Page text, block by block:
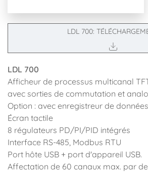
LDL 700:
LDL 700
Afficheur de processus multicanal
avec sorties de commutation et
Option : avec enregistreur de données
Écran tactile
8 régulateurs PD/PI/PID intégrés
Interface RS-485, Modbus RTU
Port hôte USB + port d'appareil USB.
Affectation de 60 canaux max. par